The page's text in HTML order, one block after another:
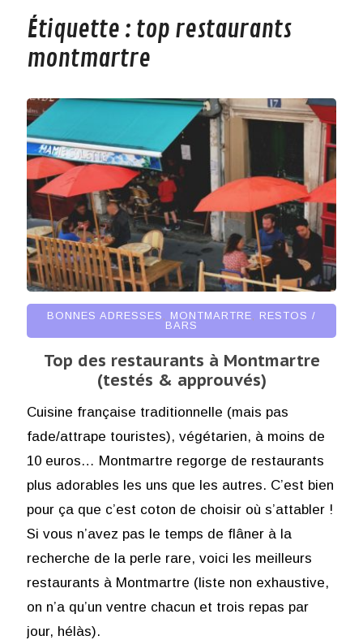
Étiquette : top restaurants
montmartre
BONNES ADRESSES MONTMARTRE
RESTOS /
BARS
Top des restaurants à Montmartre
(testés & approuvés)
Cuisine française traditionnelle (mais pas
fade/attrape touristes), végétarien, à moins de
10 euros… Montmartre regorge de restaurants
plus adorables les uns que les autres. C’est bien
pour ça que c’est coton de choisir où s’attabler !
Si vous n’avez pas le temps de flâner à la
recherche de la perle rare, voici les meilleurs
restaurants à Montmartre (liste non exhaustive,
on n’a qu’un ventre chacun et trois repas par
jour, hélàs).